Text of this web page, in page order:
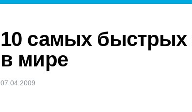
10 самых быстрых
в мире
07.04.2009